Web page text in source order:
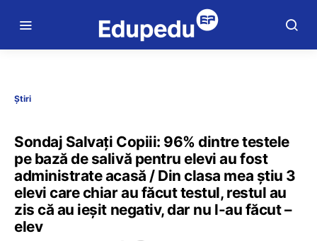
Știri
Sondaj Salvați Copiii: 96% dintre testele
pe bază de salivă pentru elevi au fost
administrate acasă / Din clasa mea știu 3
elevi care chiar au făcut testul, restul au
zis că au ieșit negativ, dar nu l-au făcut –
elev